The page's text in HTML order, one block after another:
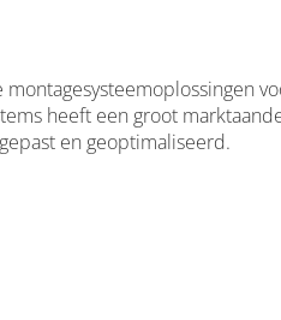
heeft een groot
en geoptimaliseerd.